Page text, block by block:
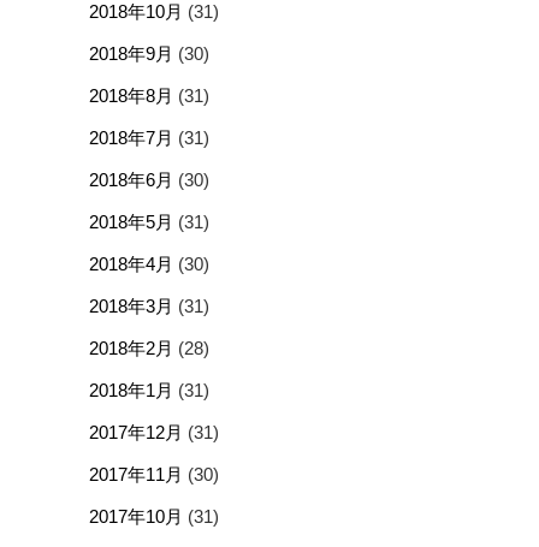
2018年10月 (31)
2018年9月 (30)
2018年8月 (31)
2018年7月 (31)
2018年6月 (30)
2018年5月 (31)
2018年4月 (30)
2018年3月 (31)
2018年2月 (28)
2018年1月 (31)
2017年12月 (31)
2017年11月 (30)
2017年10月 (31)